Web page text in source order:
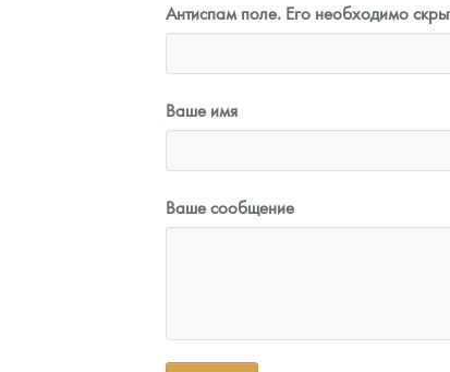
Антиспам поле. Его необходимо
Ваше имя
Ваше сообщение